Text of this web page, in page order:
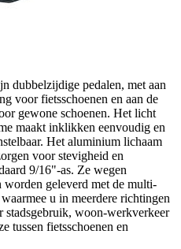
dubbelzijdige pedalen, met aan
voor fietsschoenen en aan de
gewone schoenen. Het licht
maakt inklikken eenvoudig en
Het aluminium lichaam
voor stevigheid en
9/16"-as. Ze wegen
worden geleverd met de multi-
u in meerdere richtingen
woon-werkverkeer
tussen fietsschoenen en